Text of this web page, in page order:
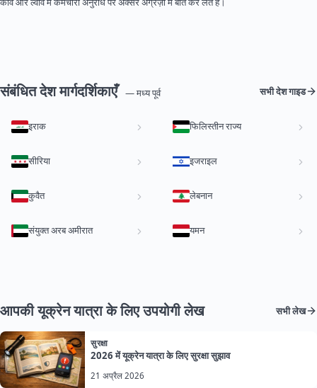
संबंधित देश मार्गदर्शिकाएँ — मध्य पूर्व सभी देश गाइड
इराक फिलिस्तीन राज्य
सीरिया इजराइल
कुवैत लेबनान
संयुक्त अरब अमीरात यमन
आपकी यूक्रेन यात्रा के लिए उपयोगी लेख सभी लेख
सुरक्षा
2026 में यूक्रेन यात्रा के लिए सुरक्षा सुझाव
21 अप्रैल 2026